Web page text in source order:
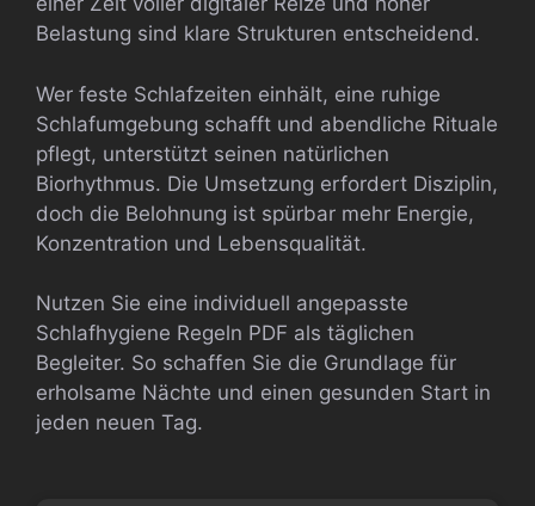
Belastung sind klare Strukturen entscheidend.
Wer feste Schlafzeiten einhält, eine ruhige
Schlafumgebung schafft und abendliche Rituale
pflegt, unterstützt seinen natürlichen
Biorhythmus. Die Umsetzung erfordert Disziplin,
doch die Belohnung ist spürbar mehr Energie,
Konzentration und Lebensqualität.
Nutzen Sie eine individuell angepasste
Schlafhygiene Regeln PDF als täglichen
Begleiter. So schaffen Sie die Grundlage für
erholsame Nächte und einen gesunden Start in
jeden neuen Tag.